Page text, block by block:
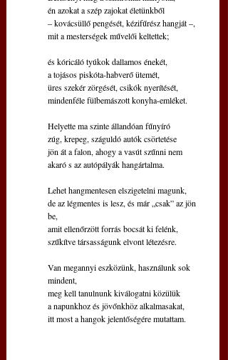
én azokat a szép zajokat életünkből
– kovácsüllő pengését, kézifűrész hangját –,
mit a mesterségek művelői keltettek;
és kóricáló tyúkok dallamos énekét,
a tojásos piskóta-habverő ütemét,
üres szekér zörgését, csikók nyerítését,
mindenféle fülbemászott konyha-emléket.
Helyette ma szinte állandóan fűnyíró
zúg, krepeg, száguldó autók csörtetése
jön át a falon, ahogy a vasút szűnni nem
akaró s az autópályák hangártalma.
Lehet hangmentesen elszigetelni magunk,
de az légmentes is lesz, és már „csak” az jön
be,
amit ellenőrzött forrás bocsát ki felénk,
szűkítve társasságunk elvont létezésre.
Van megannyi eszközünk, használunk sok
mindent,
meg kell tanulnunk kiválogatni közülük
a napunkhoz és jövőnkhöz alkalmasakat,
itt most a hangok jelentőségére mutattam.